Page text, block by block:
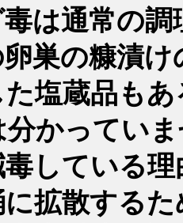
は通常の
巣の糠漬
塩蔵品もあ
かってい
している
拡散する